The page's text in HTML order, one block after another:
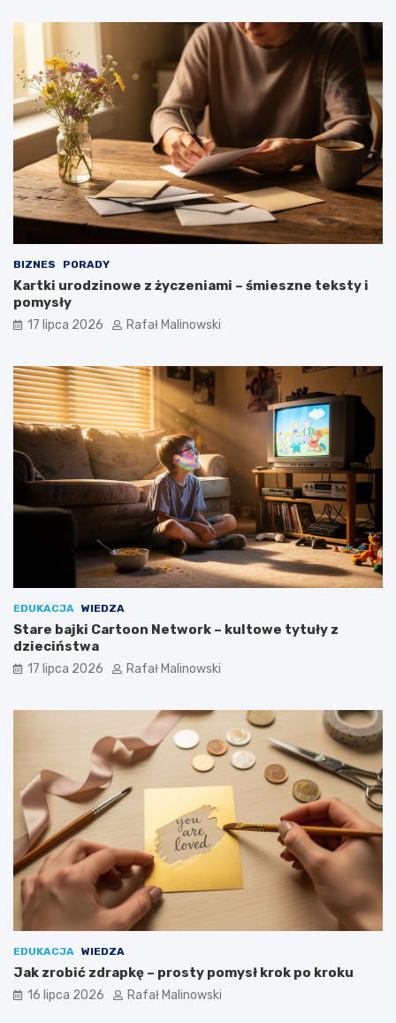
BIZNES PORADY
Kartki urodzinowe z życzeniami – śmieszne teksty i
pomysły
17 lipca 2026 Rafał Malinowski
EDUKACJA WIEDZA
Stare bajki Cartoon Network – kultowe tytuły z
dzieciństwa
17 lipca 2026 Rafał Malinowski
EDUKACJA WIEDZA
Jak zrobić zdrapkę – prosty pomysł krok po kroku
16 lipca 2026 Rafał Malinowski